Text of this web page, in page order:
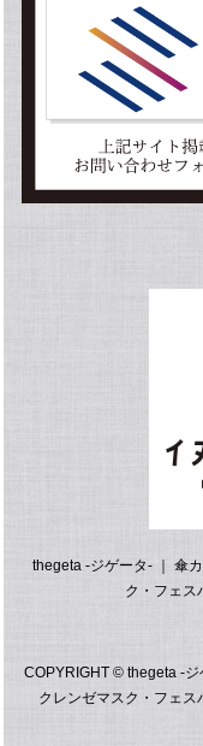
thegeta -ジゲータ- ｜ 傘
ク・フェス
COPYRIGHT © thegeta -ジ
クレンゼマスク・フェ